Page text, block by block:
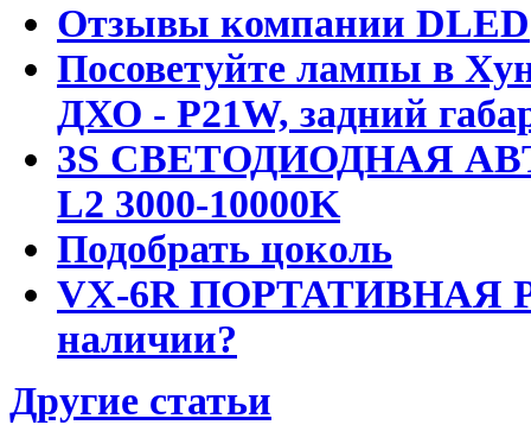
Отзывы компании DLED
Посоветуйте лампы в
ДХО - P21W, задний
3S СВЕТОДИОДНАЯ
L2 3000-10000K
Подобрать цоколь
VX-6R ПОРТАТИВНАЯ
наличии?
Другие статьи